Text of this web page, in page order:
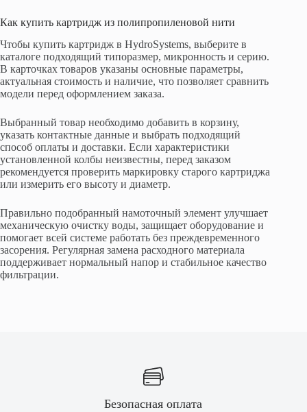
Как купить картридж из полипропиленовой нити
Чтобы купить картридж в HydroSystems, выберите в
каталоге подходящий типоразмер, микронность и серию.
В карточках товаров указаны основные параметры,
актуальная стоимость и наличие, что позволяет сравнить
модели перед оформлением заказа.
Выбранный товар необходимо добавить в корзину,
указать контактные данные и выбрать подходящий
способ оплаты и доставки. Если характеристики
установленной колбы неизвестны, перед заказом
рекомендуется проверить маркировку старого картриджа
или измерить его высоту и диаметр.
Правильно подобранный намоточный элемент улучшает
механическую очистку воды, защищает оборудование и
помогает всей системе работать без преждевременного
засорения. Регулярная замена расходного материала
поддерживает нормальный напор и стабильное качество
фильтрации.
Безопасная оплата